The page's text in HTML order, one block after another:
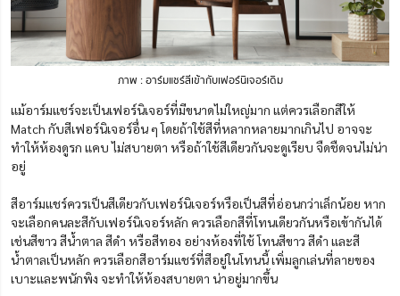
ภาพ : อาร์มแชร์สีเข้ากับเฟอร์นิเจอร์เดิม
แม้อาร์มแชร์จะเป็นเฟอร์นิเจอร์ที่มีขนาดไม่ใหญ่มาก แต่ควรเลือกสีให้
Match กับสีเฟอร์นิเจอร์อื่น ๆ โดยถ้าใช้สีที่หลากหลายมากเกินไป อาจจะ
ทำให้ห้องดูรก แคบ ไม่สบายตา หรือถ้าใช้สีเดียวกันจะดูเรียบ จืดชืดจนไม่น่า
อยู่
สีอาร์มแชร์ควรเป็นสีเดียวกับเฟอร์นิเจอร์หรือเป็นสีที่อ่อนกว่าเล็กน้อย หาก
จะเลือกคนละสีกับเฟอร์นิเจอร์หลัก ควรเลือกสีที่โทนเดียวกันหรือเข้ากันได้
เช่นสีขาว สีน้ำตาล สีดำ หรือสีทอง อย่างห้องที่ใช้ โทนสีขาว สีดำ และสี
น้ำตาลเป็นหลัก ควรเลือกสีอาร์มแชร์ที่สีอยู่ในโทนนี้ เพิ่มลูกเล่นที่ลายของ
เบาะและพนักพิง จะทำให้ห้องสบายตา น่าอยู่มากขึ้น